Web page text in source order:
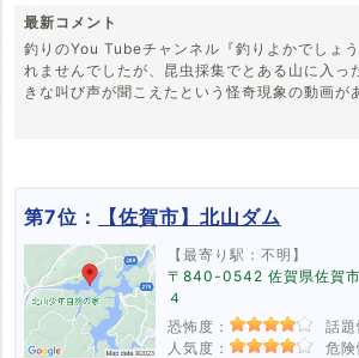
最新コメント
釣りのYou Tubeチャンネル『釣りよかでしょ
れませんでしたが、昆虫採集でとある山に入っ
きな叫び声が聞こえたという怪奇現象の動画が
そのことを釣りちゃんねる仲間と話していまし
話になって、確か三日月の山奥と言ってました
しました。直接場所を言ってたわけではないの
が、おそらくここではないかと。
第7位： 【佐賀市】北山ダム
【最寄り駅：不明】
〒840-0542 佐賀県佐賀市
４
恐怖度：
話題
人気度：
危険